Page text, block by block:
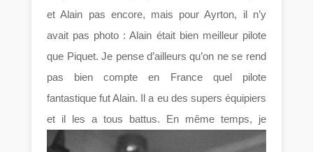
et Alain pas encore, mais pour Ayrton, il n’y
avait pas photo : Alain était bien meilleur pilote
que Piquet. Je pense d’ailleurs qu’on ne se rend
pas bien compte en France quel pilote
fantastique fut Alain. Il a eu des supers équipiers
et il les a tous battus. En même temps, je